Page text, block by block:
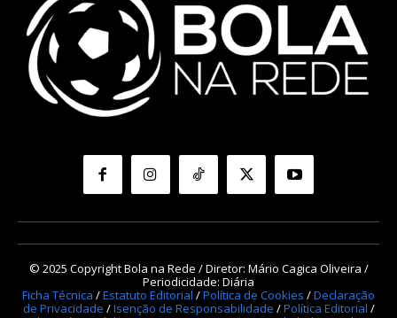
© 2025 Copyright Bola na Rede / Diretor: Mário Cagica Oliveira /
Periodicidade: Diária
Ficha Técnica /Estatuto Editorial /Política de Cookies /Declaração
de Privacidade /Isenção de Responsabilidade /Política Editorial /